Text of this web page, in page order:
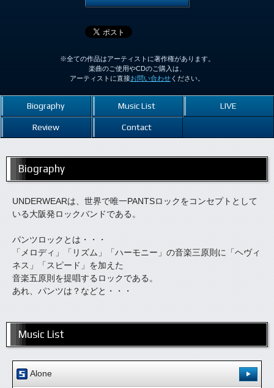
※全ての作品はアーティストに著作権があります。
楽曲のご使用やCDのご購入は、
アーティストに直接お問い合わせ ください。
Biography Music List LIVE
Review Contact
Biography
UNDERWEARは、世界で唯一PANTSロックをコンセプトとして
いる大阪発ロックバンドである。
パンツロックとは・・・
「メロディ」「リズム」「ハーモニー」の音楽三原則に「ヘヴィ
ネス」「スピード」を加えた
音楽五原則を提唱するロックである。
あれ、パンツは？などと・・・
Music List
Alone